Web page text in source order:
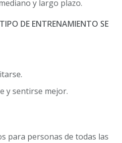
y largo plazo.
DE ENTRENAMIENTO SE
y sentirse mejor.
para personas de todas las